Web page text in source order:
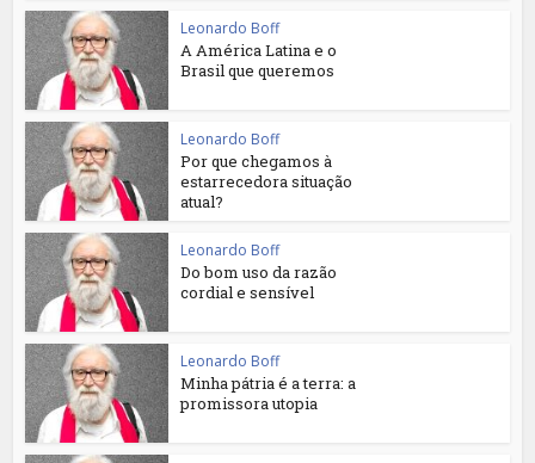
Leonardo Boff
A América Latina e o
Brasil que queremos
Leonardo Boff
Por que chegamos à
estarrecedora situação
atual?
Leonardo Boff
Do bom uso da razão
cordial e sensível
Leonardo Boff
Minha pátria é a terra: a
promissora utopia